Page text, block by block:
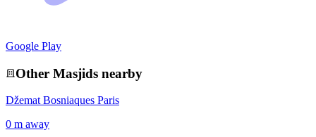
Google Play
Other Masjids nearby
Džemat Bosniaques Paris
0 m away